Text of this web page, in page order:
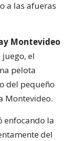
a las afueras
Montevideo
el
pelota
del pequeño
Montevideo.
enfocando la
del